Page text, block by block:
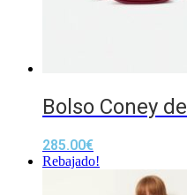
Bolso Coney
285.00€
Rebajado!